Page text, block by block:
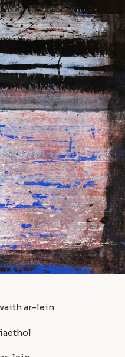
ar-lein